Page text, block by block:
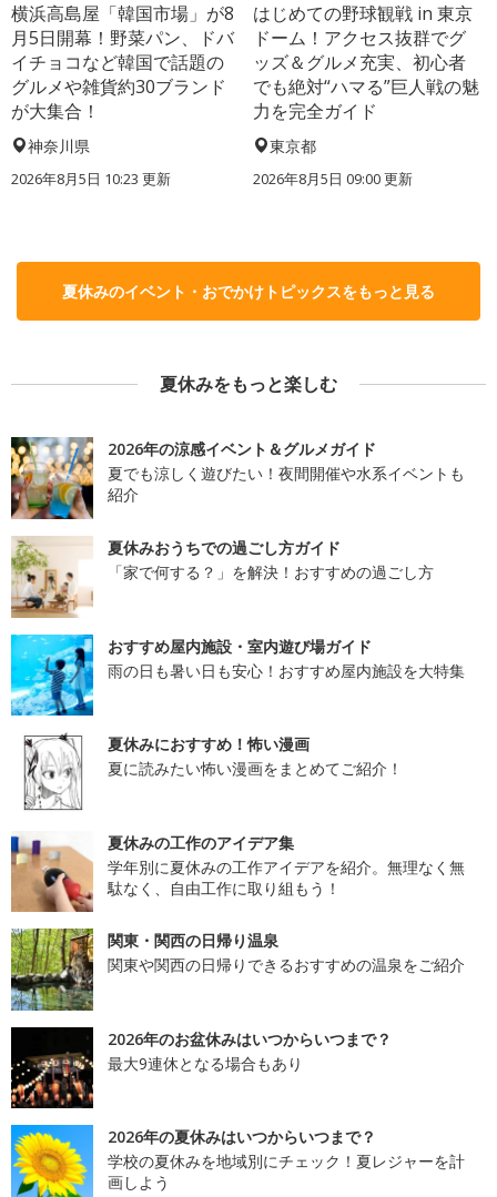
横浜高島屋「韓国市場」が8
月5日開幕！野菜パン、ドバ
イチョコなど韓国で話題の
グルメや雑貨約30ブランド
が大集合！
神奈川県
2026年8月5日 10:23 更新
はじめての野球観戦 in 東京
ドーム！アクセス抜群でグ
ッズ＆グルメ充実、初心者
でも絶対“ハマる”巨人戦の魅
力を完全ガイド
東京都
2026年8月5日 09:00更新
夏休みのイベント・おでかけトピックスをもっと見る
夏休みをもっと楽しむ
2026年の涼感イベント＆グルメガイド
夏でも涼しく遊びたい！夜間開催や水系イベントも
紹介
夏休みおうちでの過ごし方ガイド
「家で何する？」を解決！おすすめの過ごし方
おすすめ屋内施設・室内遊び場ガイド
雨の日も暑い日も安心！おすすめ屋内施設を大特集
夏休みにおすすめ！怖い漫画
夏に読みたい怖い漫画をまとめてご紹介！
夏休みの工作のアイデア集
学年別に夏休みの工作アイデアを紹介。無理なく無
駄なく、自由工作に取り組もう！
関東・関西の日帰り温泉
関東や関西の日帰りできるおすすめの温泉をご紹介
2026年のお盆休みはいつからいつまで？
最大9連休となる場合もあり
2026年の夏休みはいつからいつまで？
学校の夏休みを地域別にチェック！夏レジャーを計
画しよう